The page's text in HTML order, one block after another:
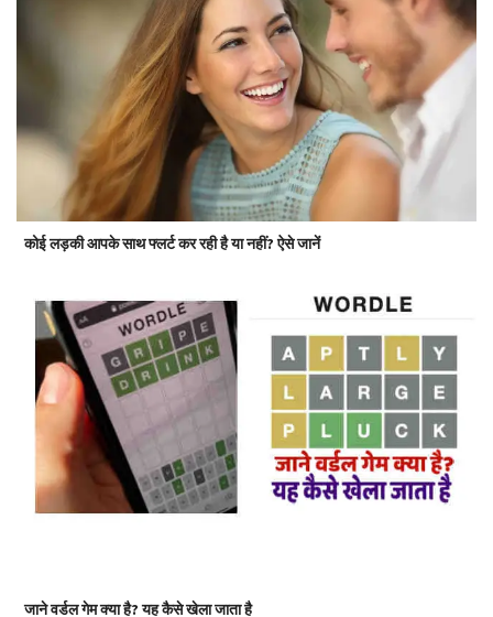
कोई लड़की आपके साथ फ्लर्ट कर रही है या नहीं? ऐसे जानें
जाने वर्डल गेम क्या है? यह कैसे खेला जाता है